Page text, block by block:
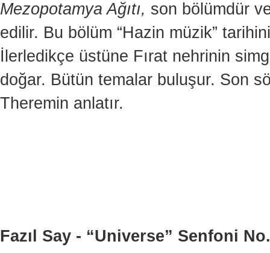
Mezopotamya Ağıtı, son bölümdür
edilir. Bu bölüm “Hazin müzik”
İlerledikçe üstüne Fırat nehrinin
doğar. Bütün temalar buluşur. Son
Theremin anlatır.
Fazıl Say - “Universe” Senfoni